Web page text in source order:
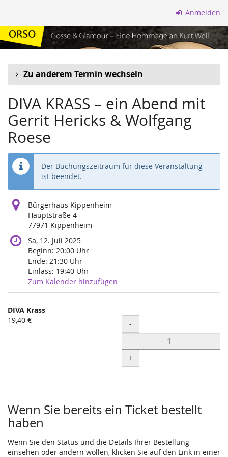
Inhalt
springen
Anmelden
Zu anderem Termin wechseln
DIVA KRASS – ein Abend mit
Gerrit Hericks & Wolfgang
Roese
Der Buchungszeitraum für diese Veranstaltung
ist beendet.
Bürgerhaus Kippenheim
Hauptstraße 4
77971 Kippenheim
Sa, 12. Juli 2025
Beginn: 20:00 Uhr
Ende: 21:30 Uhr
Einlass: 19:40 Uhr
Zum Kalender hinzufügen
Produkte
Unkategorisierte
DIVA Krass
19,40 €
Menge
-
+
Wenn Sie bereits ein Ticket bestellt
haben
Wenn Sie den Status und die Details Ihrer Bestellung
einsehen oder ändern wollen, klicken Sie auf den Link in einer